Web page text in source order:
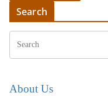
Search
About Us